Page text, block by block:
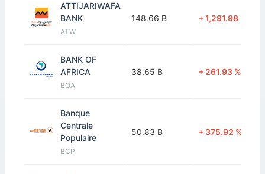
ATTIJARIWAFA
BANK
ATW
148.66 B + 1,291.98 %
BANK OF
AFRICA
BOA
38.65 B + 261.93 %
Banque
Centrale
Populaire
BCP
50.83 B + 375.92 %